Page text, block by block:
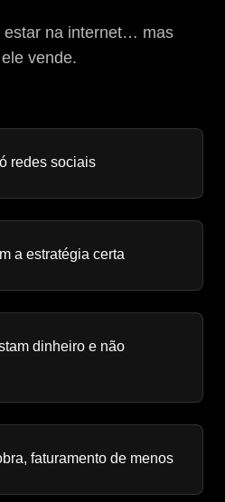
estar na internet… mas
vende.
redes sociais
a estratégia certa
dinheiro e não
faturamento de menos